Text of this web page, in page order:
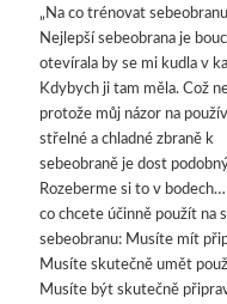
„Na co trénovat
Nejlepší sebeobrana je
otevírala by se mi kudla v
Kdybych ji tam měla. Což
protože můj názor na
střelné a chladné zbraně k
sebeobraně je dost
Rozeberme si to v
co chcete účinně použít na
sebeobranu: Musíte mít
Musíte skutečně umět
Musíte být skutečně